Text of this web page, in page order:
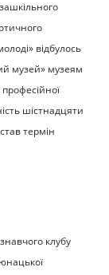
відбулось
музей» музеям
шістнадцяти
термін
клубу